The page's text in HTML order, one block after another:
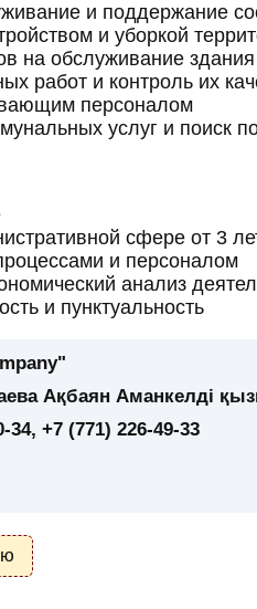
и поддержание
и уборкой
на обслуживание здания
работ и контроль их
персоналом
услуг и поиск
сфере от 3
и персоналом
анализ
и пунктуальность
Ақбаян Аманкелді
34, +7 (771) 226-49-33